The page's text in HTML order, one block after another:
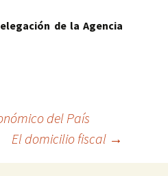
de la Agencia
del País
El domicilio fiscal →